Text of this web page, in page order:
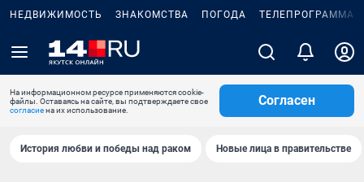
НЕДВИЖИМОСТЬ ЗНАКОМСТВА ПОГОДА ТЕЛЕПРОГРАММА
На информационном ресурсе применяются cookie-
файлы. Оставаясь на сайте, вы подтверждаете свое
согласиена их использование.
Согласен
История любви и победы над раком Новые лица в правительстве